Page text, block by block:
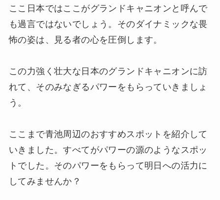
ここ日本ではここがグランドキャニオンと呼んで
も過言ではないでしょう。そのダイナミックな畏
怖の姿は、見る者の心を圧倒します。
この力強く壮大な日本のグランドキャニオンに訪
れて、そのみなぎるパワーをもらっていきましょ
う。
ここまで青池周辺のおすすめスポットを紹介して
いきました。すべてがパワーの源のようなスポッ
トでした。そのパワーをもらって明日への活力に
してみませんか？